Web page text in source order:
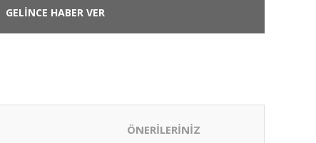
GELİNCE HABER VER
ÖNERİLERİNİZ